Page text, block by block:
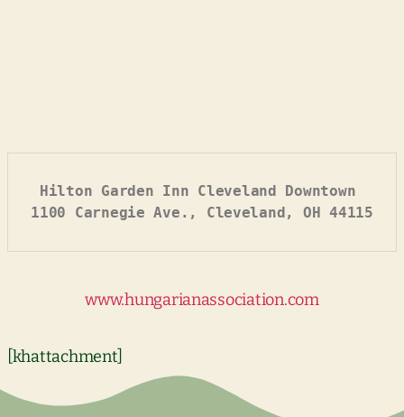
Hilton Garden Inn Cleveland Downtown
1100 Carnegie Ave., Cleveland, OH 44115
www.hungarianassociation.com
[khattachment]